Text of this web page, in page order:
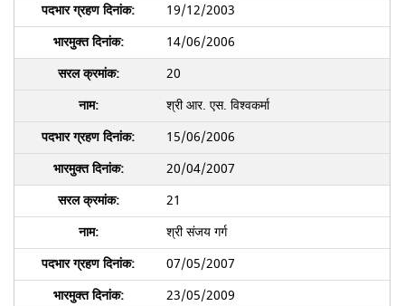
19/12/2003
14/06/2006
20
श्री आर. एस. विश्वकर्मा
15/06/2006
20/04/2007
21
श्री संजय गर्ग
07/05/2007
23/05/2009